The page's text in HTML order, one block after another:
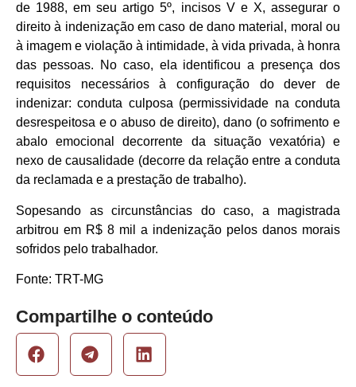
de 1988, em seu artigo 5º, incisos V e X, assegurar o
direito à indenização em caso de dano material, moral ou
à imagem e violação à intimidade, à vida privada, à honra
das pessoas. No caso, ela identificou a presença dos
requisitos necessários à configuração do dever de
indenizar: conduta culposa (permissividade na conduta
desrespeitosa e o abuso de direito), dano (o sofrimento e
abalo emocional decorrente da situação vexatória) e
nexo de causalidade (decorre da relação entre a conduta
da reclamada e a prestação de trabalho).
Sopesando as circunstâncias do caso, a magistrada
arbitrou em R$ 8 mil a indenização pelos danos morais
sofridos pelo trabalhador.
Fonte: TRT-MG
Compartilhe o conteúdo